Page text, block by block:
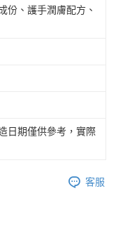
份、護手潤膚配方、
日期僅供參考，實際
客服